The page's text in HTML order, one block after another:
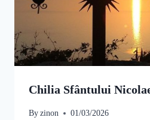
Chilia Sfântului
Byzinon 01/03/2026